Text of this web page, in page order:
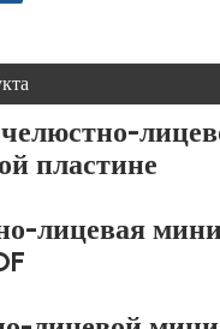
пластине
лицевая